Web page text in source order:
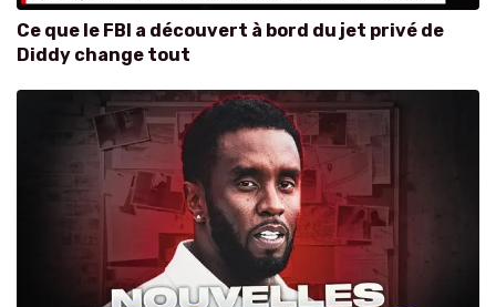
Ce que le FBI a découvert à bord du jet privé de
Diddy change tout